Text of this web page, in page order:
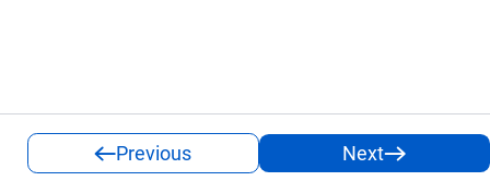
Previous Next